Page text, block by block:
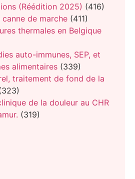
(Réédition 2025) (416)
de marche (411)
thermales en Belgique
auto-immunes, SEP, et
alimentaires (339)
traitement de fond de la
de la douleur au CHR
(319)